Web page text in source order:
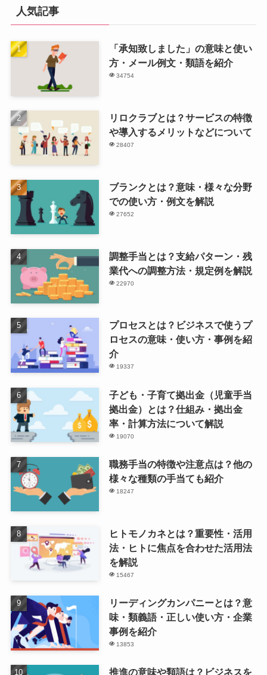
人気記事
「承知致しました」の意味と使い
方・メール例文・類語を紹介
34754
リロクラブとは？サービスの特徴
や導入するメリットなどについて
28407
ブランクとは？意味・様々な分野
での使い方・例文を解説
27652
調整手当とは？支給パターン・残
業代への調整方法・規定例を解説
22970
プロセスとは？ビジネスで使うプ
ロセスの意味・使い方・事例を紹
介
19337
子ども・子育て拠出金（児童手当
拠出金）とは？仕組み・拠出金
率・計算方法について解説
19070
職務手当の特徴や注意点は？他の
様々な種類の手当ても紹介
18247
ヒトモノカネとは？重要性・活用
法・ヒトに焦点を合わせた活用法
を解説
15467
リーディングカンパニーとは？意
味・類義語・正しい使い方・企業
事例を紹介
13853
推進の意味や類語は？ビジネスを